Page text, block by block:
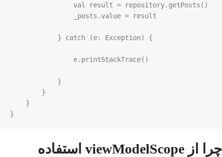
val result = repository. getPosts ()
_posts . value = result
            }
catch (e: Exception) {
e. printStackTrace()
}
چرا از viewModelScope استفاده